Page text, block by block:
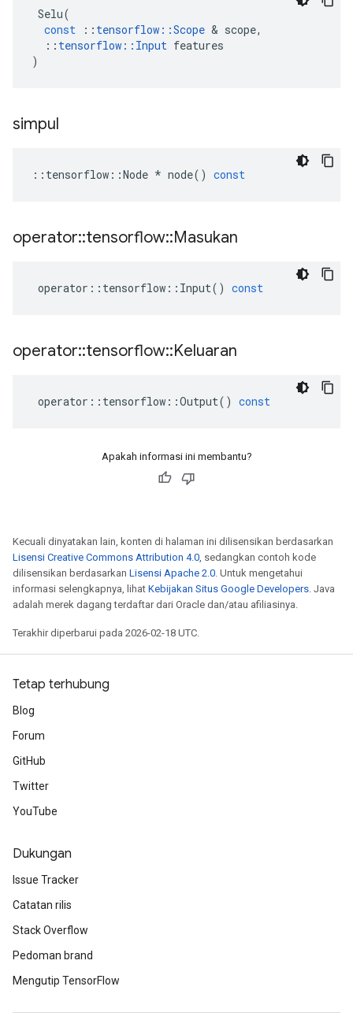
Selu(
const
:: tensorflow ::Scope & scope,
:: tensorflow :: Input features
)
simpul
:: tensorflow ::Node * node() const
operator::tensorflow::Masukan
operator :: tensorflow :: Input() const
operator::tensorflow::Keluaran
operator :: tensorflow ::Output() const
Apakah informasi ini membantu?
Kecuali dinyatakan lain, konten di halaman ini dilisensikan berdasarkan
Lisensi Creative Commons Attribution 4.0, sedangkan contoh kode
dilisensikan berdasarkan Lisensi Apache 2.0. Untuk mengetahui
informasi selengkapnya, lihat Kebijakan Situs Google Developers. Java
adalah merek dagang terdaftar dari Oracle dan/atau afiliasinya.
Terakhir diperbarui pada 2026-02-18 UTC.
Tetap terhubung
Blog
Forum
GitHub
Twitter
YouTube
Dukungan
Issue Tracker
Catatan rilis
Stack Overflow
Pedoman brand
Mengutip TensorFlow